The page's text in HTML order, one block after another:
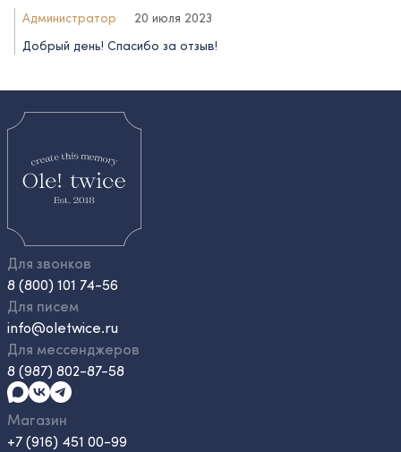
Администратор
20 июля 2023
Добрый день! Спасибо за отзыв!
Для звонков
8 (800) 101 74-56
Для писем
info@oletwice.ru
Для мессенджеров
8 (987) 802-87-58
Магазин
+7 (916) 451 00-99